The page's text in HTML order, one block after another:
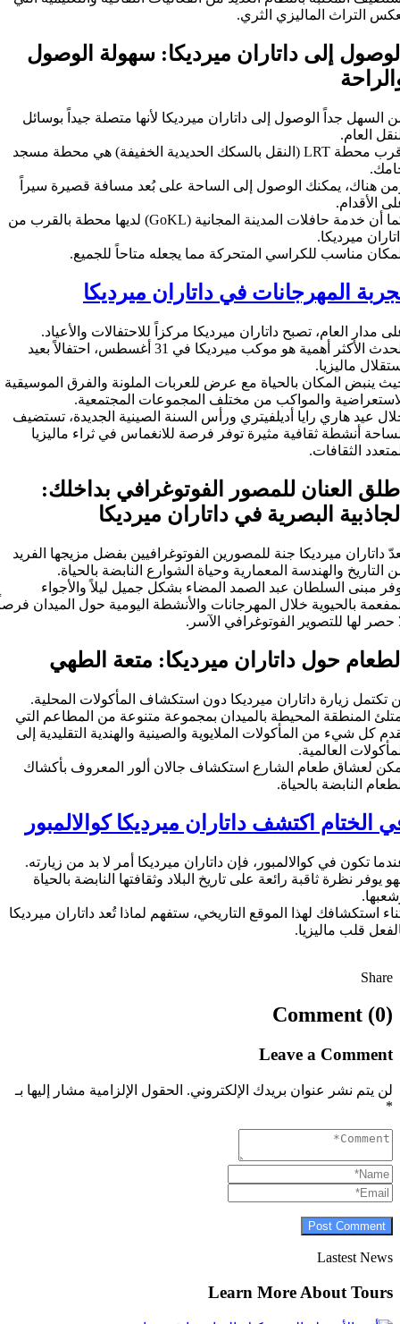
التراث الماليزي الثري.
إلى داتاران ميرديكا: سهولة الوصول
السهل جداً الوصول إلى داتاران ميرديكا لأنها متصلة جيداً بوسائل
العام.
أقرب محطة LRT (النقل بالسكك الحديدية الخفيفة) هي محطة مسجد
هناك، يمكنك الوصول إلى الساحة على بُعد مسافة قصيرة سيراً
الأقدام.
كما أن خدمة حافلات المدينة المجانية (GoKL) لديها محطة بالقرب من
ميرديكا.
مناسب للكراسي المتحركة مما يجعله متاحاً للجميع.
المهرجانات في داتاران ميرديكا
مدار العام، تصبح داتاران ميرديكا مركزاً للاحتفالات والأعياد.
الحدث الأكثر أهمية هو موكب ميرديكا في 31 أغسطس، احتفالاً بعيد
ماليزيا.
ينبض المكان بالحياة مع عرض للعربات الملونة والفرق الموسيقية
والمواكب من مختلف المجموعات المجتمعية.
عيد هاري رايا أديلفيتري ورأس السنة الصينية الجديدة، تستضيف
أنشطة ثقافية مثيرة توفر فرصة للانغماس في ثراء ماليزيا
الثقافات.
العنان للمصور الفوتوغرافي بداخلك:
البصرية في داتاران ميرديكا
داتاران ميرديكا جنة للمصورين الفوتوغرافيين بفضل مزيجها الفريد
التاريخ والهندسة المعمارية وحياة الشوارع النابضة بالحياة.
مبنى السلطان عبد الصمد المضاء بشكل جميل ليلاً والأجواء
بالحيوية خلال المهرجانات والأنشطة اليومية حول الميدان
حصر لها للتصوير الفوتوغرافي الآسر.
حول داتاران ميرديكا: متعة الطهي
تكتمل زيارة داتاران ميرديكا دون استكشاف المأكولات المحلية.
المنطقة المحيطة بالميدان بمجموعة متنوعة من المطاعم التي
كل شيء من المأكولات الملايوية والصينية والهندية التقليدية إلى
العالمية.
لعشاق طعام الشارع استكشاف جالان ألور المعروف بأكشاك
النابضة بالحياة.
الختام اكتشف داتاران ميرديكا كوالالمبور
تكون في كوالالمبور، فإن داتاران ميرديكا أمر لا بد من زيارته.
يوفر نظرة ثاقبة رائعة على تاريخ البلاد وثقافتها النابضة بالحياة
استكشافك لهذا الموقع التاريخي، ستفهم لماذا تُعد داتاران ميرديكا
قلب ماليزيا.
Share
Comment (0)
Leave a Comment
لن يتم نشر عنوان بريدك الإلكتروني. الحقول الإلزامية مشار إليها بـ
*
Lastest News
Learn More About Tours